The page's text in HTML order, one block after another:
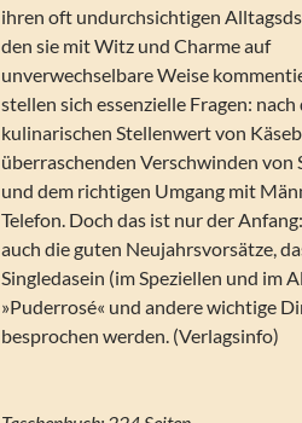
ihren oft undurchsichtigen
den sie mit Witz und Charme auf
unverwechselbare Weise
stellen sich essenzielle Fragen: nach
kulinarischen Stellenwert von
überraschenden Verschwinden von
und dem richtigen Umgang mit
Telefon. Doch das ist nur der
auch die guten Neujahrsvorsätze,
Singledasein (im Speziellen und im
»Puderrosé« und andere wichtige
besprochen werden. (Verlagsinfo)